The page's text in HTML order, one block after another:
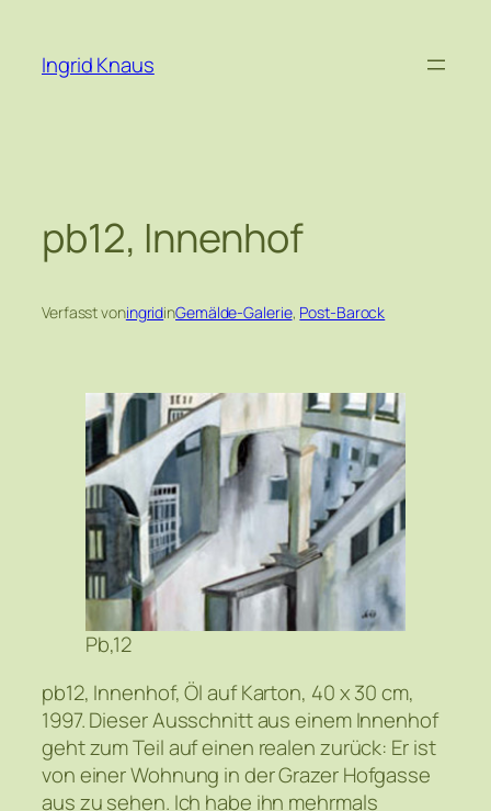
springen
Ingrid Knaus
pb12, Innenhof
Verfasst voningridinGemälde-Galerie, Post-Barock
Pb,12
pb12, Innenhof, Öl auf Karton, 40 x 30 cm,
1997. Dieser Ausschnitt aus einem Innenhof
geht zum Teil auf einen realen zurück: Er ist
von einer Wohnung in der Grazer Hofgasse
aus zu sehen. Ich habe ihn mehrmals